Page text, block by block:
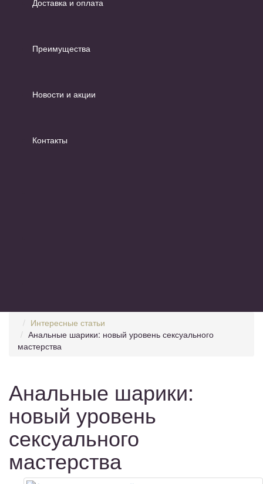
Доставка и оплата
Преимущества
Новости и акции
Контакты
Интересные статьи
Анальные шарики: новый уровень сексуального
мастерства
Анальные шарики:
новый уровень
сексуального
мастерства